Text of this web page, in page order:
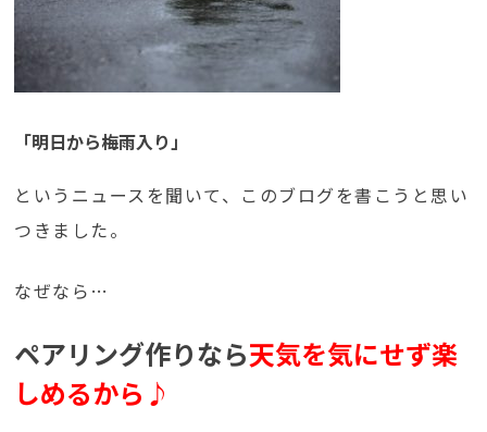
「明日から梅雨入り」
というニュースを聞いて、このブログを書こうと思い
つきました。
なぜなら…
ペアリング作りなら天気を気にせず楽
しめるから♪